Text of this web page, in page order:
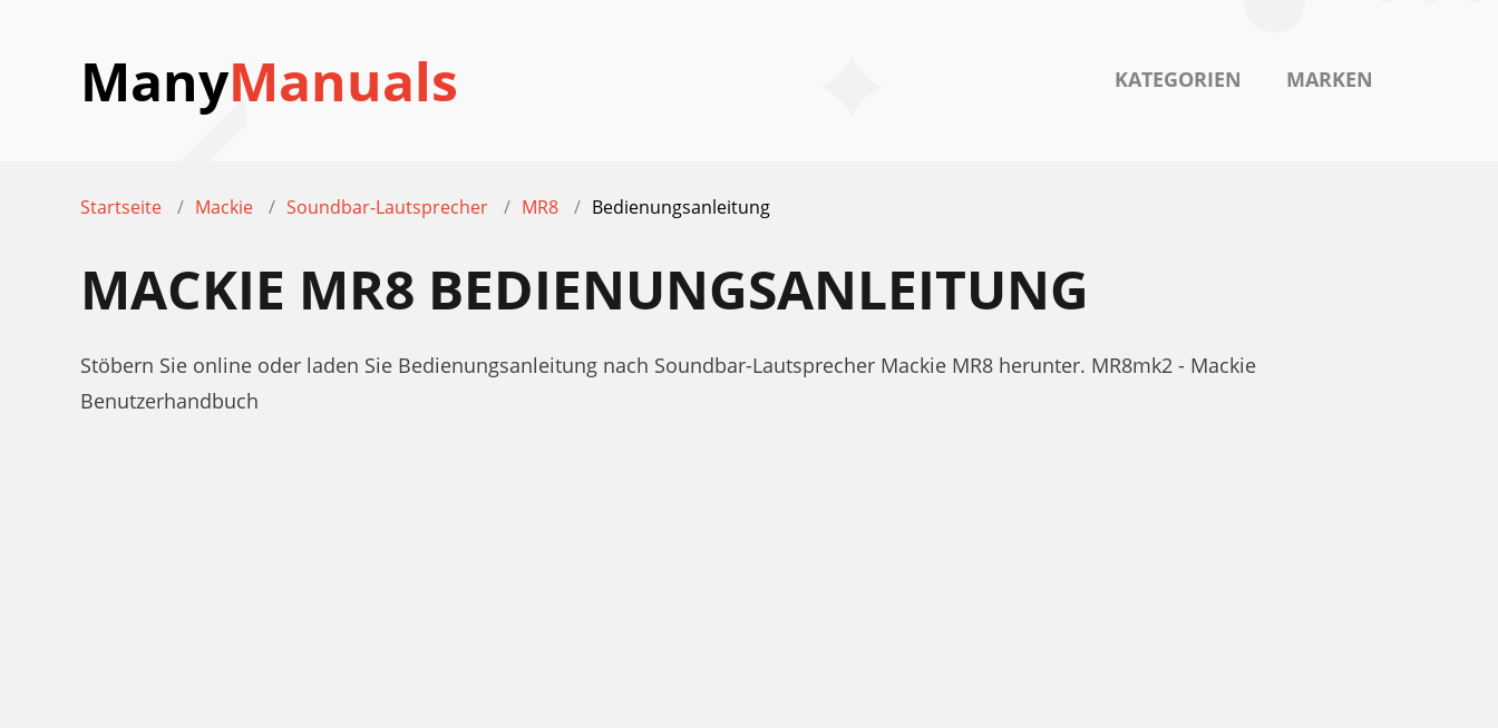
ManyManuals KATEGORIEN MARKEN
Startseite Mackie Soundbar-Lautsprecher MR8 Bedienungsanleitung
MACKIE MR8 BEDIENUNGSANLEITUNG
Stöbern Sie online oder laden Sie Bedienungsanleitung nach Soundbar-Lautsprecher Mackie MR8 herunter. MR8mk2 - Mackie
Benutzerhandbuch